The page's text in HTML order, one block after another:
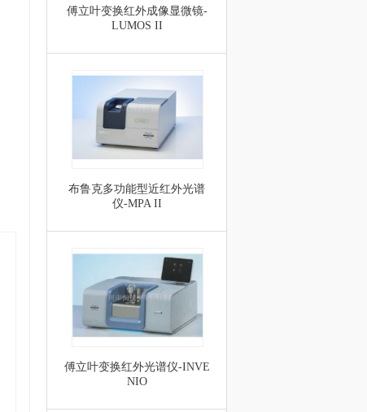
傅立叶变换红外成像显微镜-
LUMOS II
布鲁克多功能型近红外光谱
仪-MPA II
傅立叶变换红外光谱仪-INVE
NIO